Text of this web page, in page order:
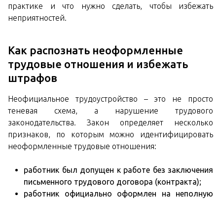
практике и что нужно сделать, чтобы избежать
неприятностей.
Как распознать неоформленные
трудовые отношения и избежать
штрафов
Неофициальное трудоустройство – это не просто
теневая схема, а нарушение трудового
законодательства. Закон определяет несколько
признаков, по которым можно идентифицировать
неоформленные трудовые отношения:
работник был допущен к работе без заключения
письменного трудового договора (контракта);
работник официально оформлен на неполную